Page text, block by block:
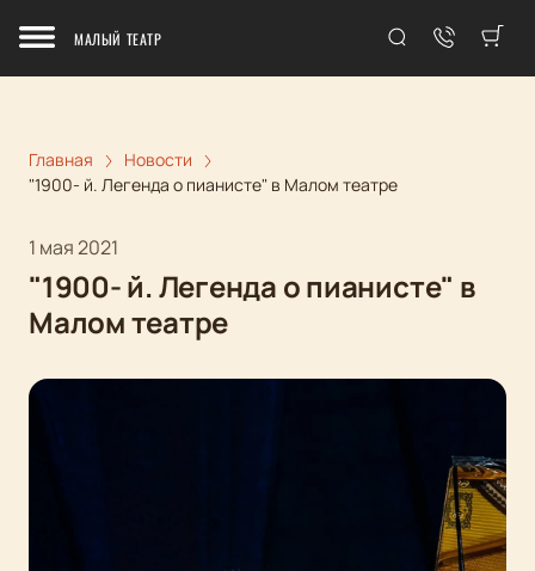
МАЛЫЙ ТЕАТР
Главная
Новости
"1900- й. Легенда о пианисте" в Малом театре
1 мая 2021
"1900- й. Легенда о пианисте" в
Малом театре